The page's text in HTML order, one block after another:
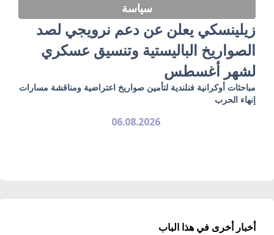
سياسة
زيلينسكي يعلن عن دعم نرويجي لصد
الصواريخ الباليستية وتنسيق عسكري
لشهر أغسطس
مباحثات أوكرانية فنلندية لتأمين صواريخ اعتراضية ومناقشة مسارات
إنهاء الحرب
06.08.2026
أخبار أخرى في هذا الباب